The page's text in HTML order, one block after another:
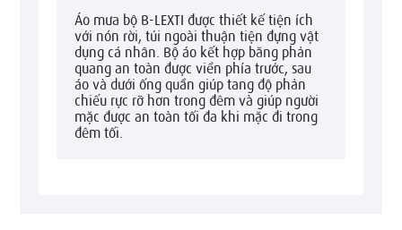
Áo mưa bộ B-LEXTI được thiết kế tiện ích
với nón rời, túi ngoài thuận tiện đựng vật
dụng cá nhân. Bộ áo kết hợp băng phản
quang an toàn được viền phía trước, sau
áo và dưới ống quần giúp tang độ phản
chiếu rực rỡ hơn trong đêm và giúp người
mặc được an toàn tối đa khi mặc đi trong
đêm tối.